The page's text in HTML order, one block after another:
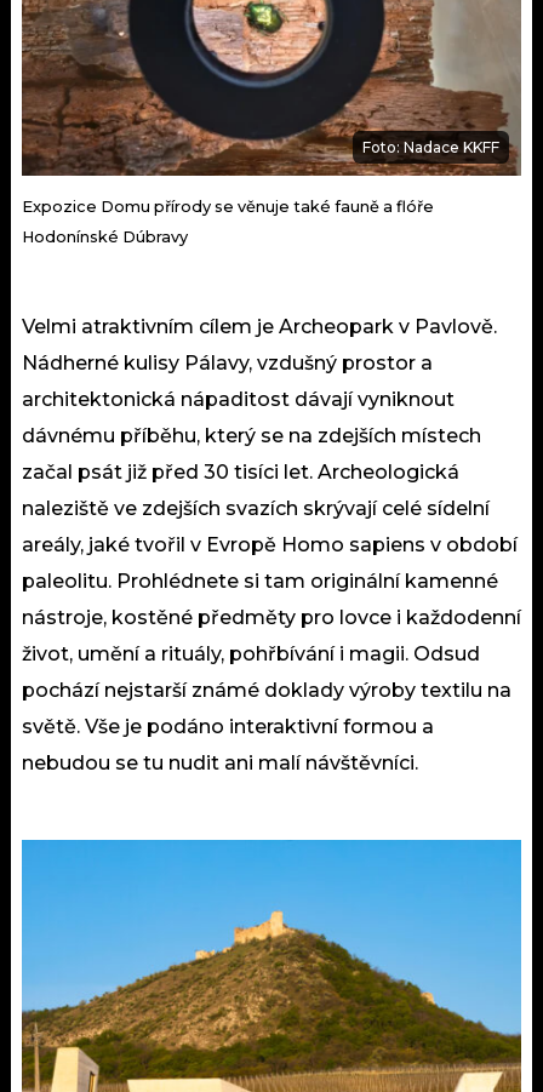
Foto: Nadace KKFF
Expozice Domu přírody se věnuje také fauně a flóře
Hodonínské Dúbravy
Velmi atraktivním cílem je Archeopark v Pavlově.
Nádherné kulisy Pálavy, vzdušný prostor a
architektonická nápaditost dávají vyniknout
dávnému příběhu, který se na zdejších místech
začal psát již před 30 tisíci let. Archeologická
naleziště ve zdejších svazích skrývají celé sídelní
areály, jaké tvořil v Evropě Homo sapiens v období
paleolitu. Prohlédnete si tam originální kamenné
nástroje, kostěné předměty pro lovce i každodenní
život, umění a rituály, pohřbívání i magii. Odsud
pochází nejstarší známé doklady výroby textilu na
světě. Vše je podáno interaktivní formou a
nebudou se tu nudit ani malí návštěvníci.